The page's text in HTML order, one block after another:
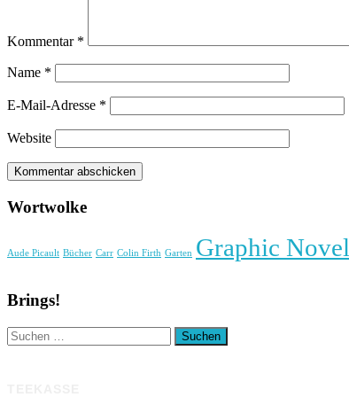
Kommentar *
Name *
E-Mail-Adresse *
Website
Wortwolke
Aude Picault Bücher Carr Colin Firth Garten Graphic Novel
Brings!
Suchen
nach: